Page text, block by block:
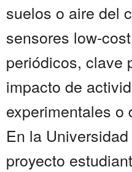
suelos o aire del
sensores low-
periódicos, clave
impacto de
experimentales o
En la
proyecto